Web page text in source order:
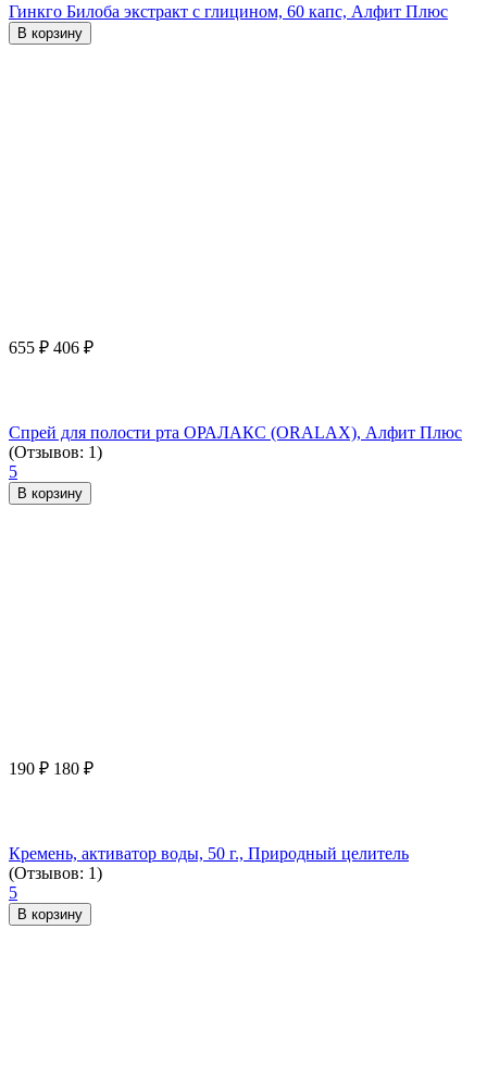
Гинкго Билоба экстракт с глицином, 60 капс, Алфит Плюс
В корзину
655 ₽ 406 ₽
Спрей для полости рта ОРАЛАКС (ORALAX), Алфит Плюс
(Отзывов: 1)
5
В корзину
190 ₽ 180 ₽
Кремень, активатор воды, 50 г., Природный целитель
(Отзывов: 1)
5
В корзину